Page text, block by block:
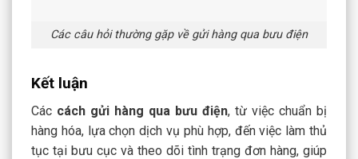
Các câu hỏi thường gặp về gửi hàng qua bưu điện
Kết luận
Các cách gửi hàng qua bưu điện, từ việc chuẩn bị
hàng hóa, lựa chọn dịch vụ phù hợp, đến việc làm thủ
tục tại bưu cục và theo dõi tình trạng đơn hàng, giúp